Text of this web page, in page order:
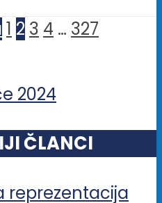
1 2 3 4 … 327
ČLANCI